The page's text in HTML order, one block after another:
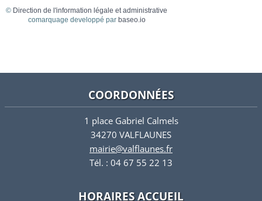
© Direction de l'information légale et administrative
comarquage developpé par baseo.io
COORDONNÉES
1 place Gabriel Calmels
34270 VALFLAUNES
mairie@valflaunes.fr
Tél. : 04 67 55 22 13
HORAIRES ACCUEIL